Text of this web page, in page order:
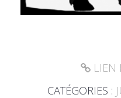
LIEN
CATÉGORIES :